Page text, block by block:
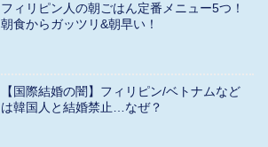
フィリピン人の朝ごはん定番メニュー5つ！
朝食からガッツリ&朝早い！
【国際結婚の闇】フィリピン/ベトナムなど
は韓国人と結婚禁止…なぜ？